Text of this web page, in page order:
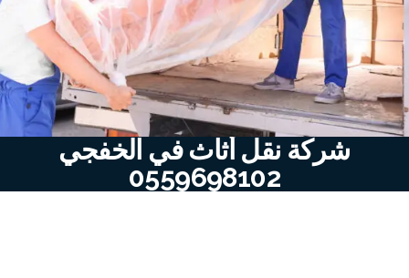
شركة نقل أثاث في الخفجي
0559698102